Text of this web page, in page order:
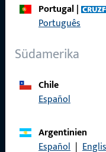
Portugal|
Português
Südamerika
Chile
Español
Argentinien
Español |